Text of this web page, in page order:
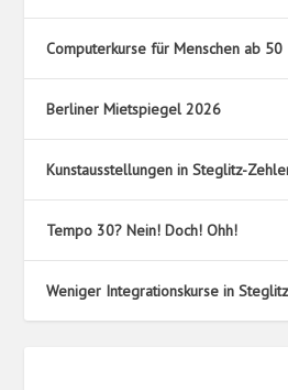
Computerkurse für Menschen ab 50
Berliner Mietspiegel 2026
Kunstausstellungen in Steglitz-
Tempo 30? Nein! Doch! Ohh!
Weniger Integrationskurse in